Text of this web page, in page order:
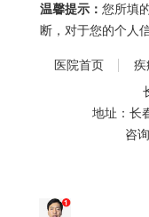
温馨提示： 您所填
断，对于您的个人
医院首页 疾
地址：长
咨